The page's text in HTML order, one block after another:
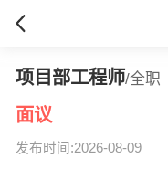
项目部工程师/全职
面议
发布时间:2026-08-09